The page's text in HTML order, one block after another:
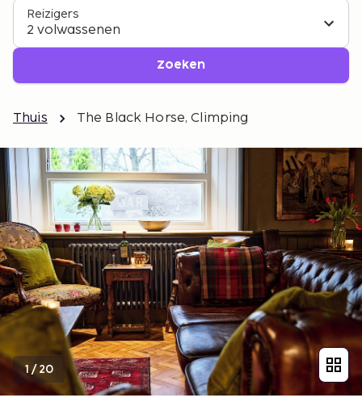
Reizigers
2 volwassenen
Zoeken
Thuis The Black Horse, Climping
1/20